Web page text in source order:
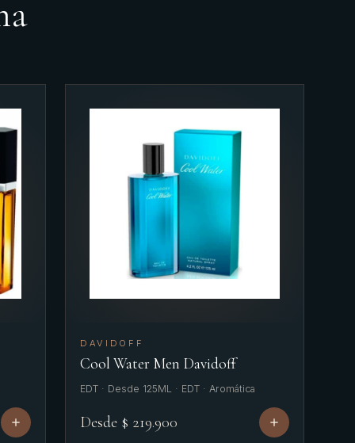
DAVIDOFF
Cool Water Men Davidoff
EDT · Desde 125ML · EDT · Aromática
Desde $ 219.900